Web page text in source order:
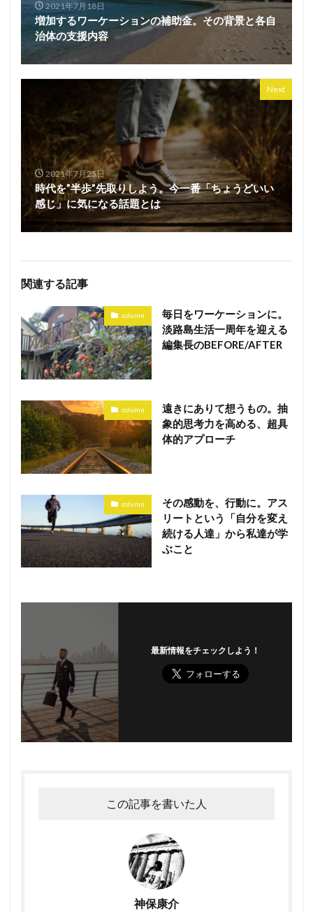
2021年7月18日
増加するワーケーションの補助金。その背景と各自
治体の支援内容
Next
2021年7月25日
時代を”半歩”先取りしよう。今一番「ちょうどいい
感じ」に気になる話題とは
関連する記事
column
毎日をワーケーションに。
淡路島生活一周年を迎える
編集長のBEFORE/AFTER
column
遠きにありて想うもの。抽
象的思考力を高める、超具
体的アプローチ
column
その感動を、行動に。アス
リートという「自分を変え
続ける人達」から私達が学
ぶこと
最新情報をチェックしよう！
この記事を書いた人
神保康介